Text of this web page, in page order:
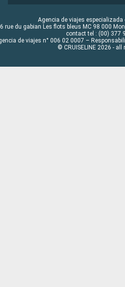
Agencia de viajes especializada
rue du gabian Les flots bleus MC 98 000
contact tel : (00) 377
de viajes n° 006 02 0007 –
© CRUISELINE 2026 - all